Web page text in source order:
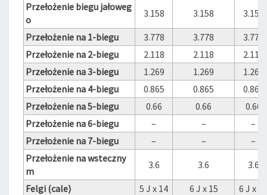
Przełożenie biegu jałoweg
o
3.158 3.158
3.158
Przełożenie na 1-biegu
3.778 3.778
3.778
Przełożenie na 2-biegu
2.118 2.118
2.118
Przełożenie na 3-biegu
1.269 1.269
1.269
Przełożenie na 4-biegu
0.865 0.865
0.865
Przełożenie na 5-biegu
0.66 0.66
0.66
Przełożenie na 6-biegu
– –
–
Przełożenie na 7-biegu
– –
–
Przełożenie na wsteczny
m
3.6 3.6
3.6
Felgi (cale)
5 J x 14 6 J x 15
6 J x 15